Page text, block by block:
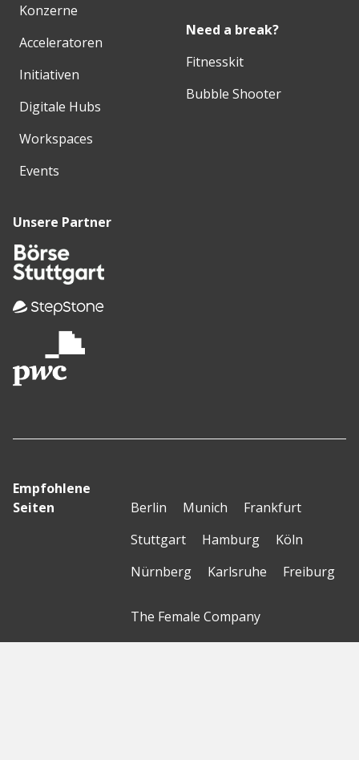
Konzerne
Acceleratoren
Initiativen
Digitale Hubs
Workspaces
Events
Need a break?
Fitnesskit
Bubble Shooter
Unsere Partner
Empfohlene
Seiten
Berlin Munich
Frankfurt
Stuttgart
Hamburg
Köln
Nürnberg
Karlsruhe Freiburg
The Female Company